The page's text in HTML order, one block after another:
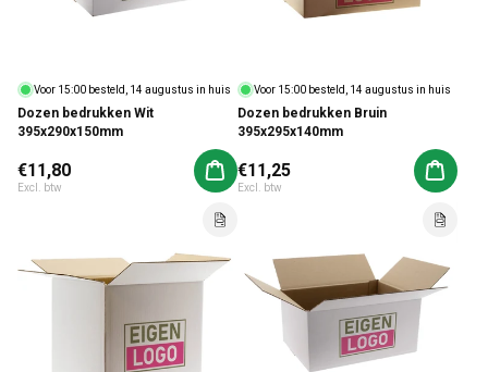
Voor 15:00 besteld, 14 augustus in huis
Dozen bedrukken Wit
395x290x150mm
Normale prijs
€11,80
Excl. btw
Aan winkelwagen toevoegen
Voor 15:00 besteld, 14 augustus in huis
Dozen bedrukken Bruin
395x295x140mm
Normale prijs
€11,25
Excl. btw
Aan